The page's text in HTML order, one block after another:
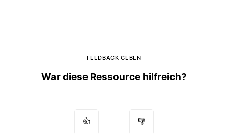
FEEDBACK GEBEN
War diese Ressource hilfreich?
👍 👎